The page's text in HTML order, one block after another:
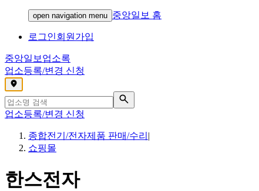
open navigation menu 중앙일보 홈
로그인회원가입
중앙일보 업소록
업소등록/변경 신청
,
업소등록/변경 신청
종합전기/전자제품 판매/수리 |
쇼핑몰
한스전자